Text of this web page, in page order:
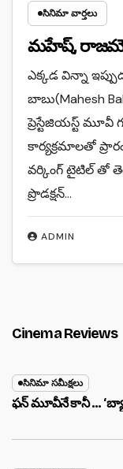
సినిమా వార్తలు
మహేష్, రాజమౌళి
ADMIN
ఎక్కడ విన్నా
బాబు(Mahesh
ప్రెస్టేజియస్ట్ మూవీ
కార్యక్రమాలతో
వర్కింగ్ టైటిల్ తో
ప్రొడక్షన్…
Cinema Reviews
సినిమా సమీక్షలు
ఫన్ మూవీనే కానీ …